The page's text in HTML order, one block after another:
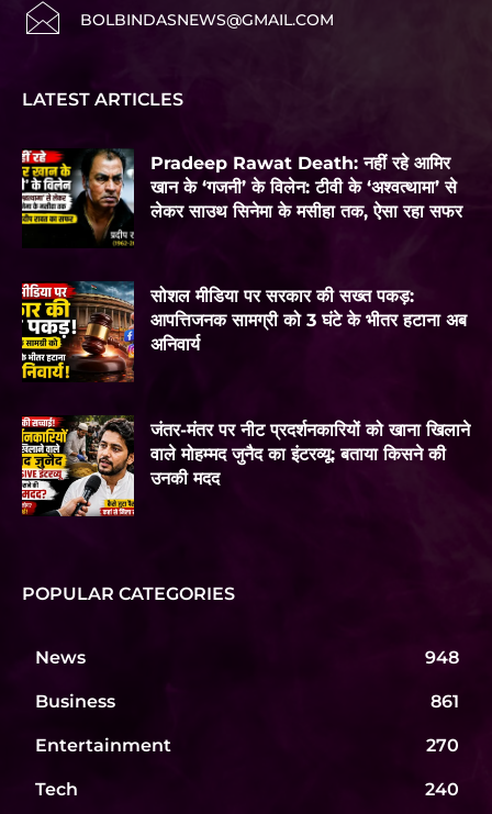
BOLBINDASNEWS@GMAIL.COM
LATEST ARTICLES
Pradeep Rawat Death: नहीं रहे आमिर
खान के ‘गजनी’ के विलेन: टीवी के ‘अश्वत्थामा’ से
लेकर साउथ सिनेमा के मसीहा तक, ऐसा रहा सफर
सोशल मीडिया पर सरकार की सख्त पकड़:
आपत्तिजनक सामग्री को 3 घंटे के भीतर हटाना अब
अनिवार्य
जंतर-मंतर पर नीट प्रदर्शनकारियों को खाना खिलाने
वाले मोहम्मद जुनैद का इंटरव्यू: बताया किसने की
उनकी मदद
POPULAR CATEGORIES
News 948
Business 861
Entertainment 270
Tech 240